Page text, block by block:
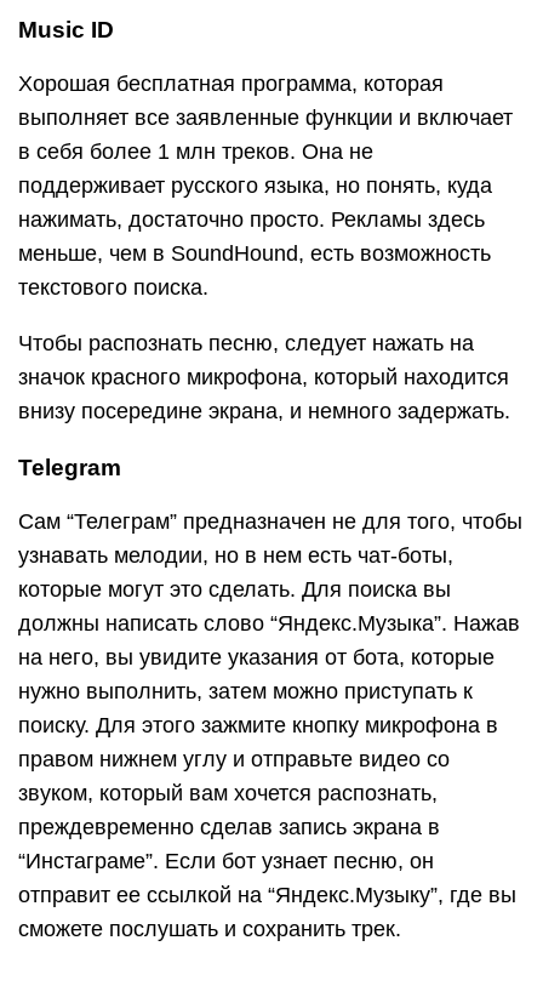
Music ID
Хорошая бесплатная программа, которая
выполняет все заявленные функции и включает
в себя более 1 млн треков. Она не
поддерживает русского языка, но понять, куда
нажимать, достаточно просто. Рекламы здесь
меньше, чем в SoundHound, есть возможность
текстового поиска.
Чтобы распознать песню, следует нажать на
значок красного микрофона, который находится
внизу посередине экрана, и немного задержать.
Telegram
Сам “Телеграм” предназначен не для того, чтобы
узнавать мелодии, но в нем есть чат-боты,
которые могут это сделать. Для поиска вы
должны написать слово “Яндекс.Музыка”. Нажав
на него, вы увидите указания от бота, которые
нужно выполнить, затем можно приступать к
поиску. Для этого зажмите кнопку микрофона в
правом нижнем углу и отправьте видео со
звуком, который вам хочется распознать,
преждевременно сделав запись экрана в
“Инстаграме”. Если бот узнает песню, он
отправит ее ссылкой на “Яндекс.Музыку”, где вы
сможете послушать и сохранить трек.